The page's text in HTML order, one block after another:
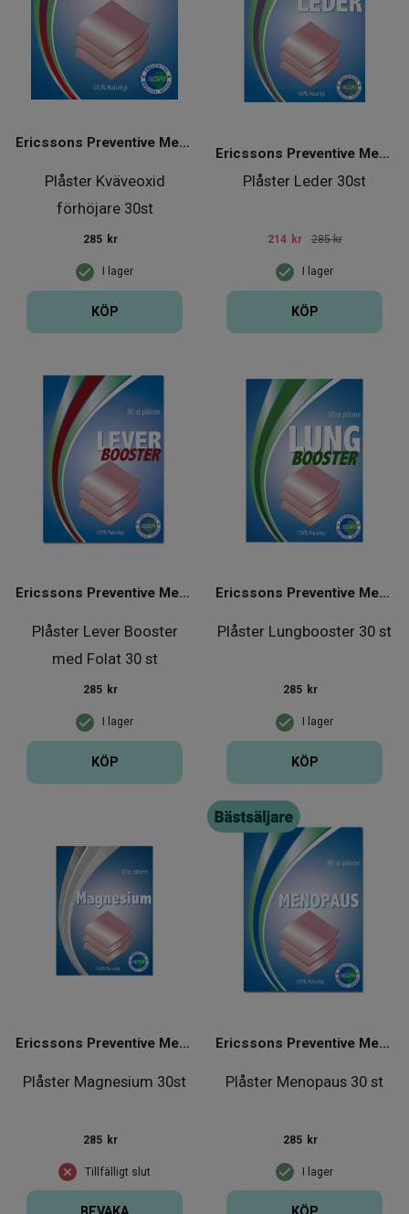
Plåster Kväveoxid
förhöjare 30st
Ericssons Preventive Medical Group
I lager
285 kr
KÖP
Plåster Leder 30st
Ericssons Preventive Medical Group
I lager
214 kr 285 kr
KÖP
Plåster Lever Booster
med Folat 30 st
Ericssons Preventive Medical Group
I lager
285 kr
KÖP
Plåster Lungbooster 30 st
Ericssons Preventive Medical Group
I lager
285 kr
KÖP
Plåster Magnesium 30st
Ericssons Preventive Medical Group
Tillfälligt slut
285 kr
Plåster Menopaus 30 st
Ericssons Preventive Medical Group
I lager
285 kr